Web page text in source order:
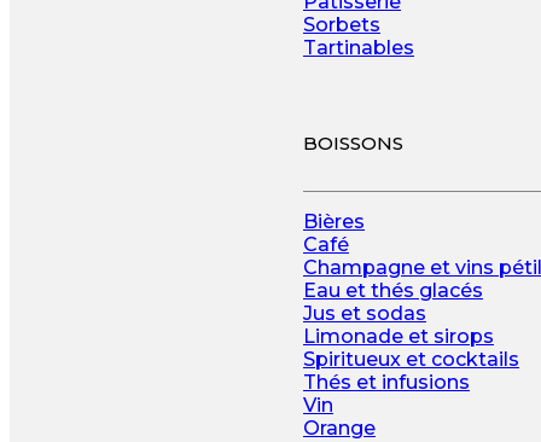
Sorbets
Tartinables
BOISSONS
Bières
Café
Champagne et vins
Eau et thés glacés
Jus et sodas
Limonade et sirops
Spiritueux et cocktails
Thés et infusions
Vin
Orange